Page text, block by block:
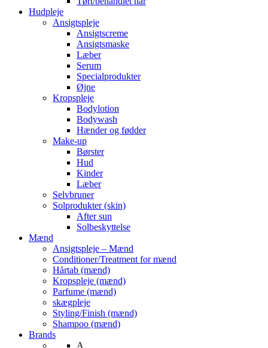
Hudpleje
Ansigtspleje
Ansigtscreme
Ansigtsmaske
Læber
Serum
Specialprodukter
Øjne
Kropspleje
Bodylotion
Bodywash
Hænder og fødder
Make-up
Børster
Hud
Kinder
Læber
Selvbruner
Solprodukter (skin)
After sun
Solbeskyttelse
Mænd
Ansigtspleje – Mænd
Conditioner/Treatment for mænd
Hårtab (mænd)
Kropspleje (mænd)
Parfume (mænd)
skægpleje
Styling/Finish (mænd)
Shampoo (mænd)
Brands
A